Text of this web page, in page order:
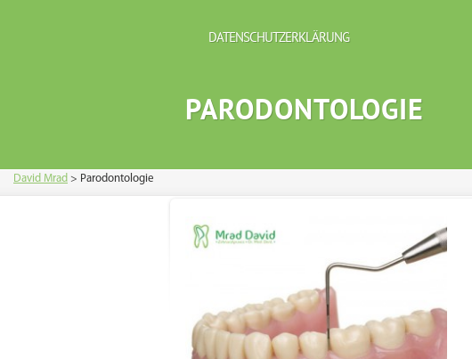
DATENSCHUTZERKLÄRUNG
PARODONTOLOGIE
David Mrad > Parodontologie